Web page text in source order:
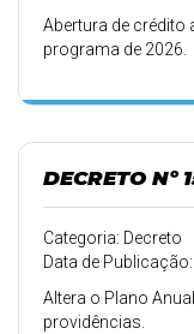
Abertura de crédito
programa de 2026.
DECRETO Nº
Categoria: Decreto
Data de
Altera o Plano
providências.